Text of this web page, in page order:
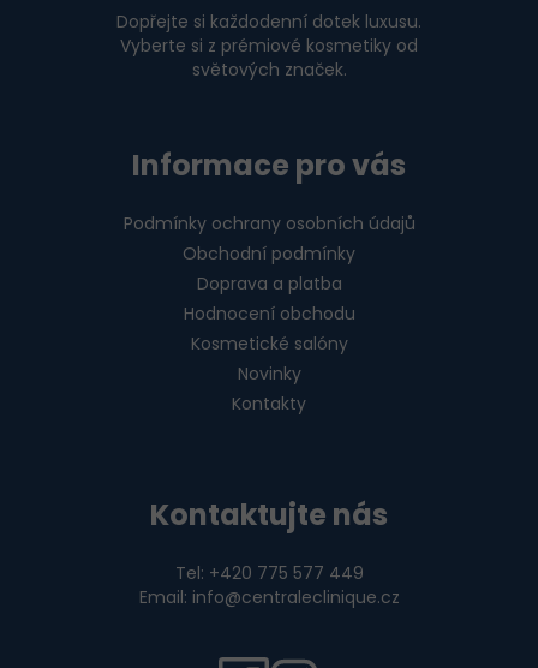
Dopřejte si každodenní dotek luxusu.
Vyberte si z prémiové kosmetiky od
světových značek.
Informace pro vás
Podmínky ochrany osobních údajů
Obchodní podmínky
Doprava a platba
Hodnocení obchodu
Kosmetické salóny
Novinky
Kontakty
Kontaktujte nás
Tel: +420 775 577 449
Email: info@centraleclinique.cz